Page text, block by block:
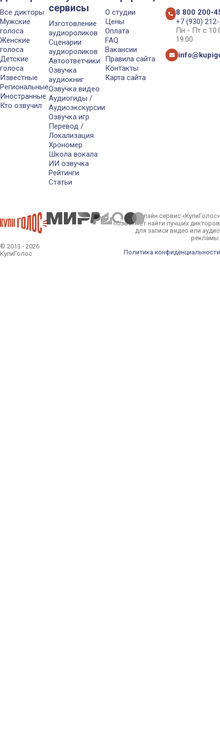
Все дикторы
Мужские
голоса
Женские
голоса
Детские
голоса
Известные
Региональные
Иностранные
Кто озвучил
сервисы
Изготовление
аудиороликов
Сценарии
аудиороликов
Автоответчики
Озвучка
аудиокниг
Озвучка видео
Аудиогиды /
Аудиоэкскурсии
Озвучка игр
Перевод /
Локализация
Хрономер
Школа вокала
ИИ озвучка
Рейтинги
Статьи
О студии
Цены
Оплата
FAQ
Вакансии
Правила сайта
Контакты
Карта сайта
8 800 200-
+7 (930)
Пн - Пт с
19:00
© 2013 - 2026
КупиГолос
Онлайн сервис «КупиГолос»
позволяет найти лучших дикторов
для записи видео или аудио
рекламы.
Политика конфиденциальности